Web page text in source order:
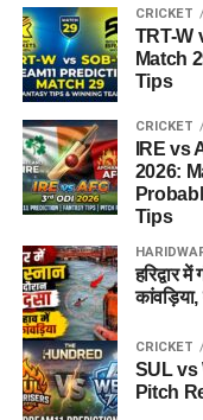
CRICKET
TRT-W
Match
Tips
CRICKET
IRE vs
2026:
Tips
हरिद्वार
CRICKET
SUL vs
Pitch